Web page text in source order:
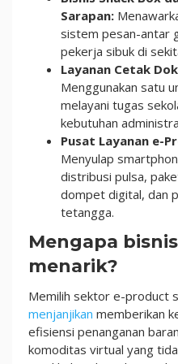
Sarapan:
sistem pesan-antar
pekerja sibuk di
Layanan Cetak
Menggunakan satu
melayani tugas
kebutuhan
Pusat Layanan e-
Menyulap
distribusi pulsa,
dompet digital, dan
tetangga.
Mengapa
menarik?
Memilih sektor e-product
menjanjikan memberikan
efisiensi penanganan
komoditas virtual yang